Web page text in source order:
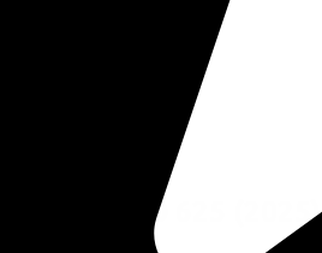
PRO 625 (2025)